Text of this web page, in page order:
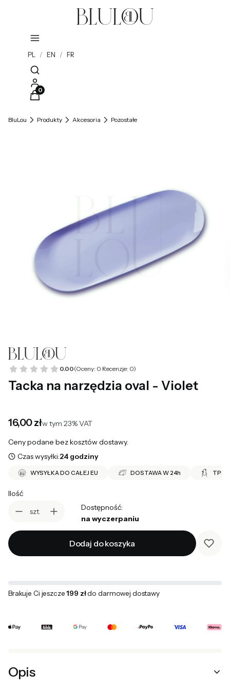
PL / EN / FR
Otwórz wyszukiwarkę
Produkty w koszyku: 0. Zobacz szczegóły
BluLou Produkty Akcesoria Pozostałe
0.00(Oceny: 0 Recenzje: 0)
Tacka na narzędzia oval - Violet
Cena
16,00 złw tym 23% VAT
w tym 23%VAT
Ceny podane bez kosztów dostawy.
Czas wysyłki:24 godziny
WYSYŁKA DO CAŁEJ EU DOSTAWA W 24h TPO
Ilość
szt.
Dostępność:
na wyczerpaniu
Dodaj do koszyka
Brakuje Ci jeszcze199 złdo darmowej dostawy
Opis